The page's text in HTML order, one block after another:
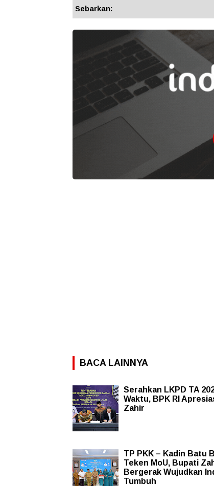
Sebarkan:
BACA LAINNYA
Serahkan LKPD TA
Waktu, BPK RI
Zahir
TP PKK – Kadin Batu
Teken MoU, Bupati
Bergerak Wujudkan
Tumbuh